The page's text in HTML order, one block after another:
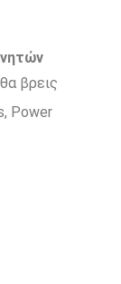
βρεις
Power